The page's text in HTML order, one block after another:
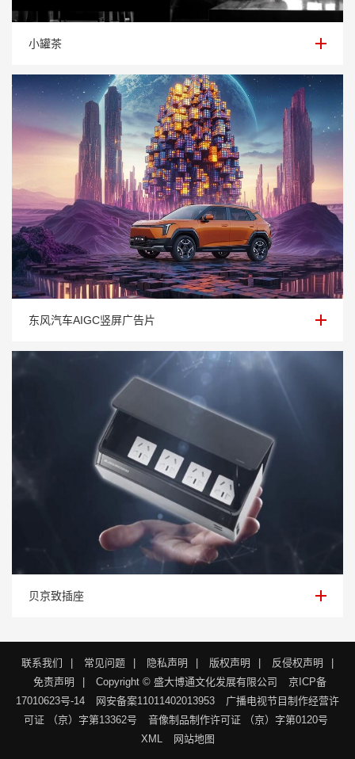
小罐茶
小罐茶
东风汽车AIGC竖屏广告片
东风汽车AIGC竖屏广告片
贝京致插座
贝京致插座
联系我们 常见问题 隐私声明 版权声明 反侵权声明
免责声明
Copyright © 盛大博通文化发展有限公司
京ICP备
17010623号-14
网安备案11011402013953
广播电视节目制作经营许
可证 （京）字第13362号
音像制品制作许可证 （京）字第0120号
XML
网站地图